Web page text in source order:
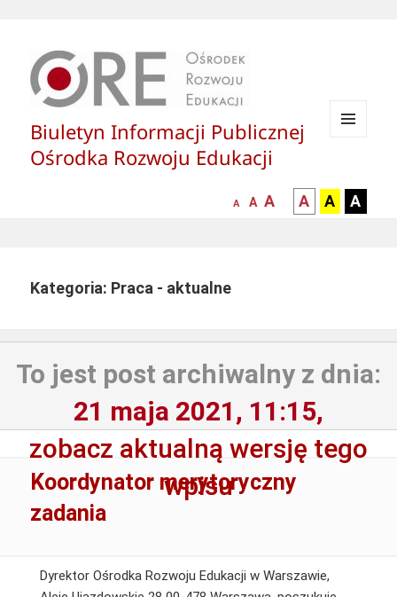
Biuletyn Informacji Publicznej
Ośrodka Rozwoju Edukacji
mniejsza
A
normalna
A
większa-
czcionka
A
kontrast
czarny
A
kontrast
czarny
A
żółty
A
Kategoria: Praca - aktualne
To jest post archiwalny z dnia:
21 maja 2021, 11:15,
zobacz aktualną wersję tego
wpisu
Koordynator merytoryczny
zadania
Dyrektor Ośrodka Rozwoju Edukacji w Warszawie,